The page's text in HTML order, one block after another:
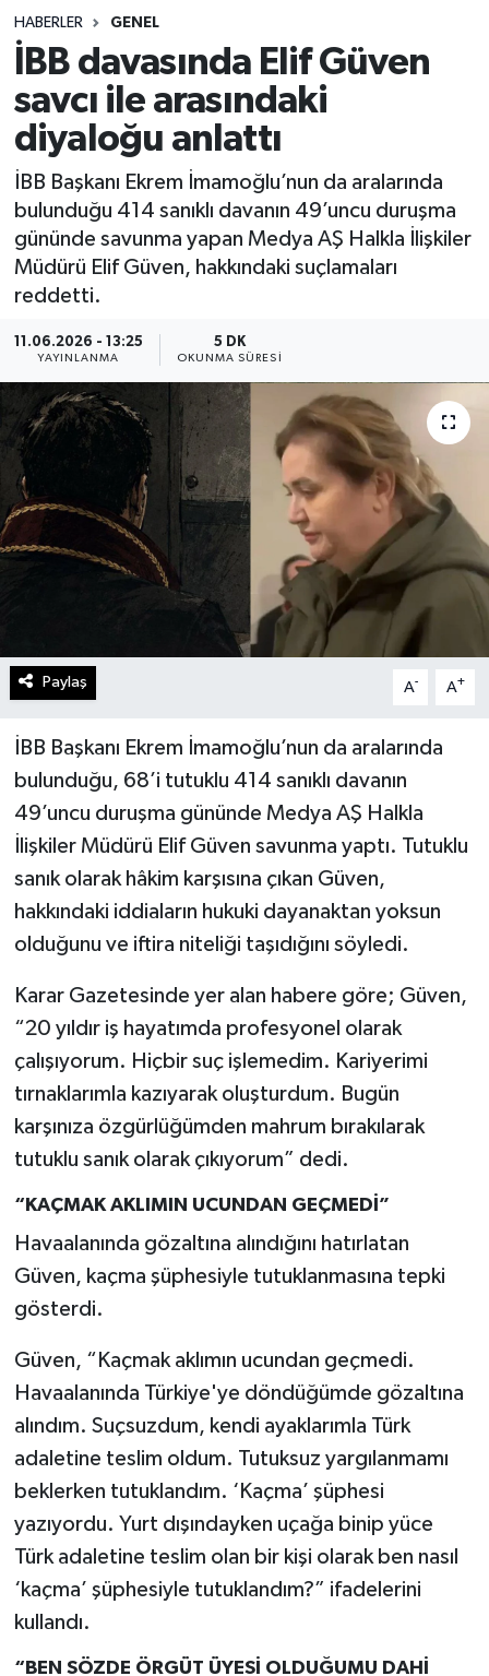
HABERLER GENEL
İBB davasında Elif Güven
savcı ile arasındaki
diyaloğu anlattı
İBB Başkanı Ekrem İmamoğlu’nun da aralarında
bulunduğu 414 sanıklı davanın 49’uncu duruşma
gününde savunma yapan Medya AŞ Halkla İlişkiler
Müdürü Elif Güven, hakkındaki suçlamaları
reddetti.
11.06.2026 - 13:25
YAYINLANMA
5 DK
OKUNMA SÜRESI
Paylaş A- A+
İBB Başkanı Ekrem İmamoğlu’nun da aralarında
bulunduğu, 68’i tutuklu 414 sanıklı davanın
49’uncu duruşma gününde Medya AŞ Halkla
İlişkiler Müdürü Elif Güven savunma yaptı. Tutuklu
sanık olarak hâkim karşısına çıkan Güven,
hakkındaki iddiaların hukuki dayanaktan yoksun
olduğunu ve iftira niteliği taşıdığını söyledi.
Karar Gazetesinde yer alan habere göre; Güven,
“20 yıldır iş hayatımda profesyonel olarak
çalışıyorum. Hiçbir suç işlemedim. Kariyerimi
tırnaklarımla kazıyarak oluşturdum. Bugün
karşınıza özgürlüğümden mahrum bırakılarak
tutuklu sanık olarak çıkıyorum” dedi.
“KAÇMAK AKLIMIN UCUNDAN GEÇMEDİ”
Havaalanında gözaltına alındığını hatırlatan
Güven, kaçma şüphesiyle tutuklanmasına tepki
gösterdi.
Güven, “Kaçmak aklımın ucundan geçmedi.
Havaalanında Türkiye'ye döndüğümde gözaltına
alındım. Suçsuzdum, kendi ayaklarımla Türk
adaletine teslim oldum. Tutuksuz yargılanmamı
beklerken tutuklandım. ‘Kaçma’ şüphesi
yazıyordu. Yurt dışındayken uçağa binip yüce
Türk adaletine teslim olan bir kişi olarak ben nasıl
‘kaçma’ şüphesiyle tutuklandım?” ifadelerini
kullandı.
“BEN SÖZDE ÖRGÜT ÜYESİ OLDUĞUMU DAHİ
Spor
Teknoloji
Yaşam